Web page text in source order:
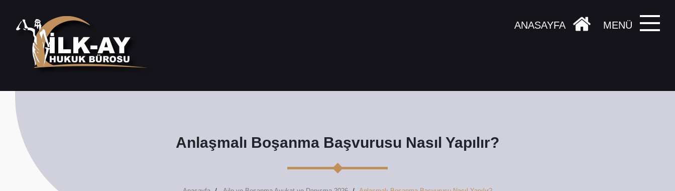
MENÜ
ANASAYFA
Anlaşmalı Boşanma Başvurusu Nasıl Yapılır?